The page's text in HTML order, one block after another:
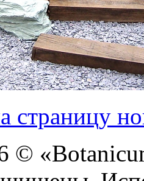
страницу
©